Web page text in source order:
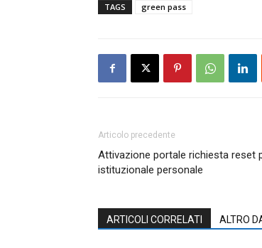
TAGS green pass
Articolo precedente
Attivazione portale richiesta reset
istituzionale personale
ARTICOLI CORRELATI ALTRO